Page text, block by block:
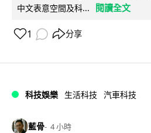
中文表意空間及科...
閱讀全文
1 分享
科技娛樂 生活科技 汽車科技
藍骨 4 小時